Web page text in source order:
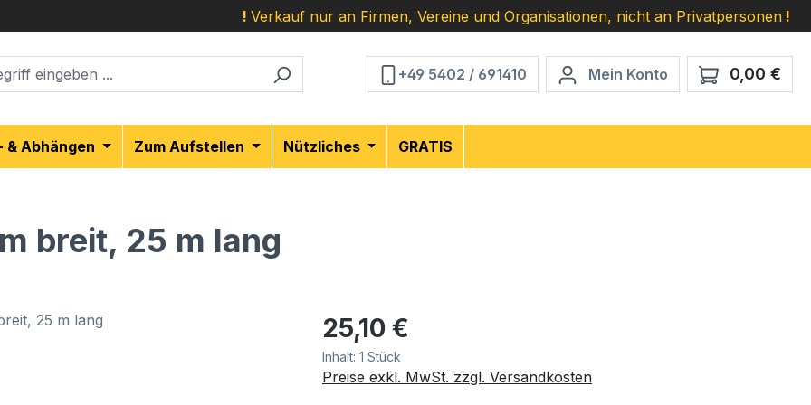
! Verkauf nur an Firmen, Vereine und Organisationen, nicht an Privatpersonen !
+49 5402 / 691410 Mein Konto 0,00 €
& Abhängen Zum Aufstellen Nützliches GRATIS
breit, 25 m lang
Regulärer Preis:
25,10 €
Inhalt: 1 Stück
Preise exkl. MwSt. zzgl. Versandkosten